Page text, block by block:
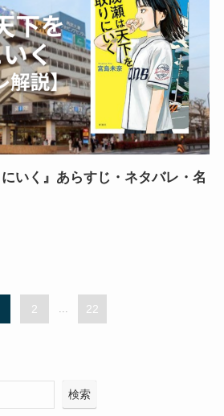
にいく』あらすじ・ネタバレ・名
2 ... 22
検索